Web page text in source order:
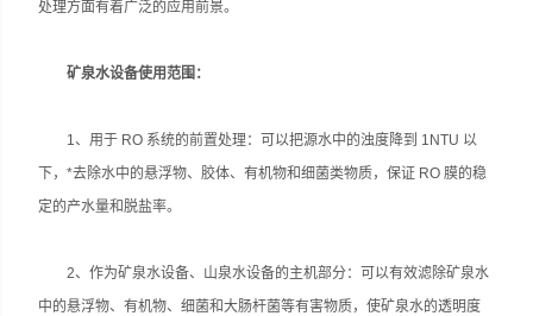
处理方面有着广泛的应用前景。
矿泉水设备使用范围：
1、用于 RO 系统的前置处理：可以把源水中的浊度降到 1NTU 以
下，*去除水中的悬浮物、胶体、有机物和细菌类物质，保证 RO 膜的稳
定的产水量和脱盐率。
2、作为矿泉水设备、山泉水设备的主机部分：可以有效滤除矿泉水
中的悬浮物、有机物、细菌和大肠杆菌等有害物质，使矿泉水的透明度